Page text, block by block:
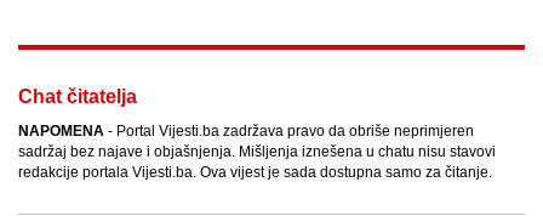
Chat čitatelja
NAPOMENA - Portal Vijesti.ba zadržava pravo da obriše neprimjeren
sadržaj bez najave i objašnjenja. Mišljenja iznešena u chatu nisu stavovi
redakcije portala Vijesti.ba. Ova vijest je sada dostupna samo za čitanje.